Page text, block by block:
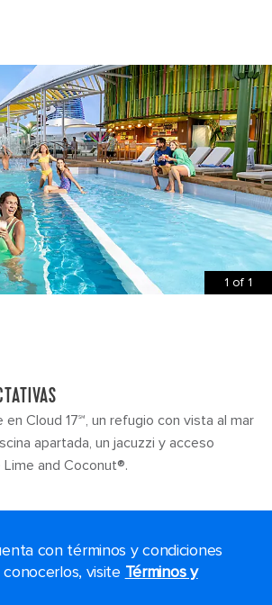
1 of 1
en Cloud 17℠, un refugio con vista al mar
apartada, un jacuzzi y acceso
and Coconut®.
con términos y condiciones
visite Términos y